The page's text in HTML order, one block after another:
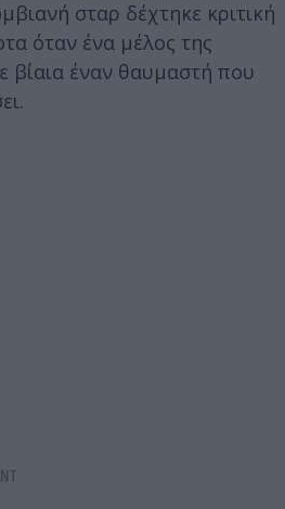
σταρ δέχτηκε κριτική
όταν ένα μέλος της
βίαια έναν θαυμαστή που